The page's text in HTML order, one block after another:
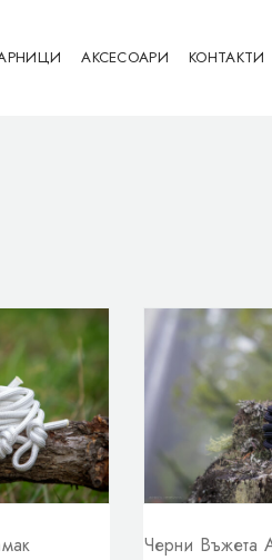
АКСЕСОАРИ КОНТАКТИ
Черни Въжета